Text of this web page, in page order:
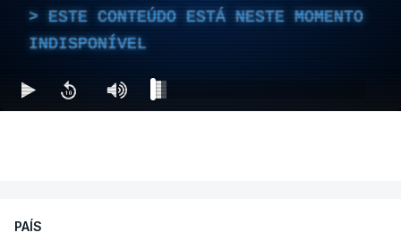
ESTE CONTEÚDO ESTÁ NESTE MOMENTO
INDISPONÍVEL
PAÍS